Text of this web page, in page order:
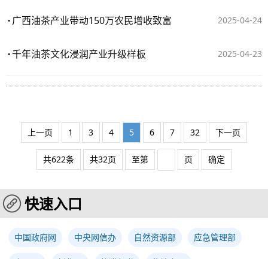
2025-04-24
广西油茶产业带动150万农民增收致富
2025-04-23
千年油茶文化浸润产业升级样板
上一页 1 3 4 5 6 7 32 下一页
共622条 共32页 至第 页 确定
快速入口
中国政府网 中央网信办 自然资源部 应急管理部